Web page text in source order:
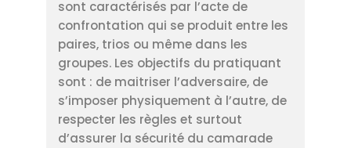
sont caractérisés par l’acte de
confrontation qui se produit entre les
paires, trios ou même dans les
groupes. Les objectifs du pratiquant
sont : de maitriser l’adversaire, de
s’imposer physiquement à l’autre, de
respecter les règles et surtout
d’assurer la sécurité du camarade